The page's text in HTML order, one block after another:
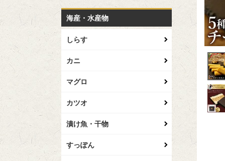
海産・水産物
しらす
カニ
マグロ
カツオ
漬け魚・干物
すっぽん